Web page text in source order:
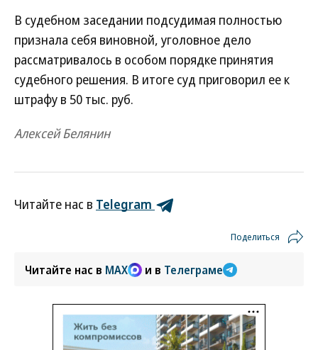
В судебном заседании подсудимая полностью
признала себя виновной, уголовное дело
рассматривалось в особом порядке принятия
судебного решения. В итоге суд приговорил ее к
штрафу в 50 тыс. руб.
Алексей Белянин
Читайте нас в Telegram
Поделиться
Читайте нас в MAX и в Телеграме